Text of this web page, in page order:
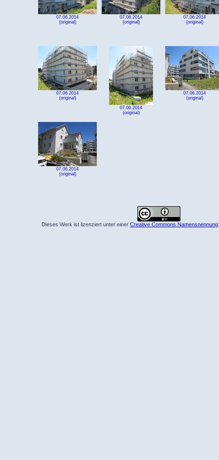
07.06.2014
(original)
07.06.2014
(original)
07.06.2014
(original)
07.06.2014
(original)
07.06.2014
(original)
07.06.2014
(original)
07.06.2014
(original)
Dieses Werk ist lizenziert unter einerCreative Commons